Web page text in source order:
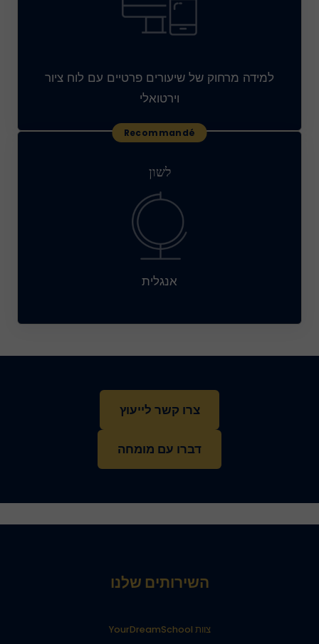
למידה מרחוק של שיעורים פרטיים עם לוח ציור
וירטואלי
לשון
אנגלית
צרו קשר לייעוץ
דברו עם מומחה
השירותים שלנו
צוות YourDreamSchool